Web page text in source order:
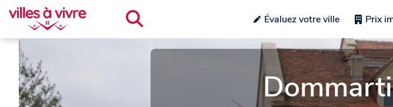
Évaluez votre ville Prix